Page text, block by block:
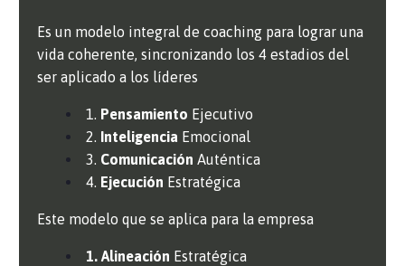
Es un modelo integral de coaching para lograr una
vida coherente, sincronizando los 4 estadios del
ser aplicado a los líderes
1. Pensamiento Ejecutivo
2. Inteligencia Emocional
3. Comunicación Auténtica
4. Ejecución Estratégica
Este modelo que se aplica para la empresa
1. Alineación Estratégica